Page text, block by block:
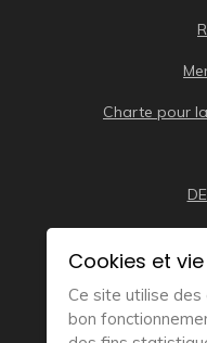
Charte pour
Cookies et
Ce site utilise des
bon